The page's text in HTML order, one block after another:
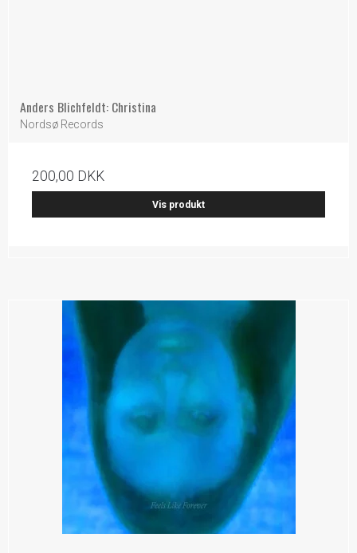
Anders Blichfeldt: Christina
Nordsø Records
200,00 DKK
Vis produkt